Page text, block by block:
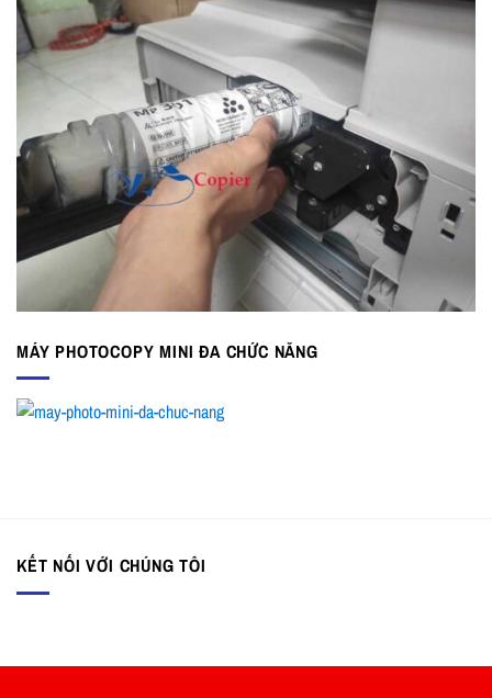
MÁY PHOTOCOPY MINI ĐA CHỨC NĂNG
KẾT NỐI VỚI CHÚNG TÔI